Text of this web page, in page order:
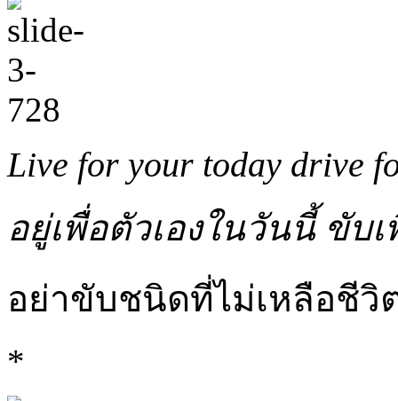
Live for your today drive
อยู่เพื่อตัวเองในวันนี้ ขับ
อย่าขับชนิดที่ไม่เหลือชีวิ
*